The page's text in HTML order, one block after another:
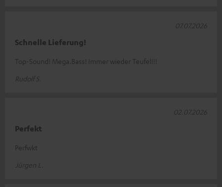
Schnelle Lieferung!
Top-Sound! Mega.Bass! Immer wieder Teufel!!!
Rudolf S.
07.07.2026
Perfekt
Perfwkt
Jürgen L.
02.07.2026